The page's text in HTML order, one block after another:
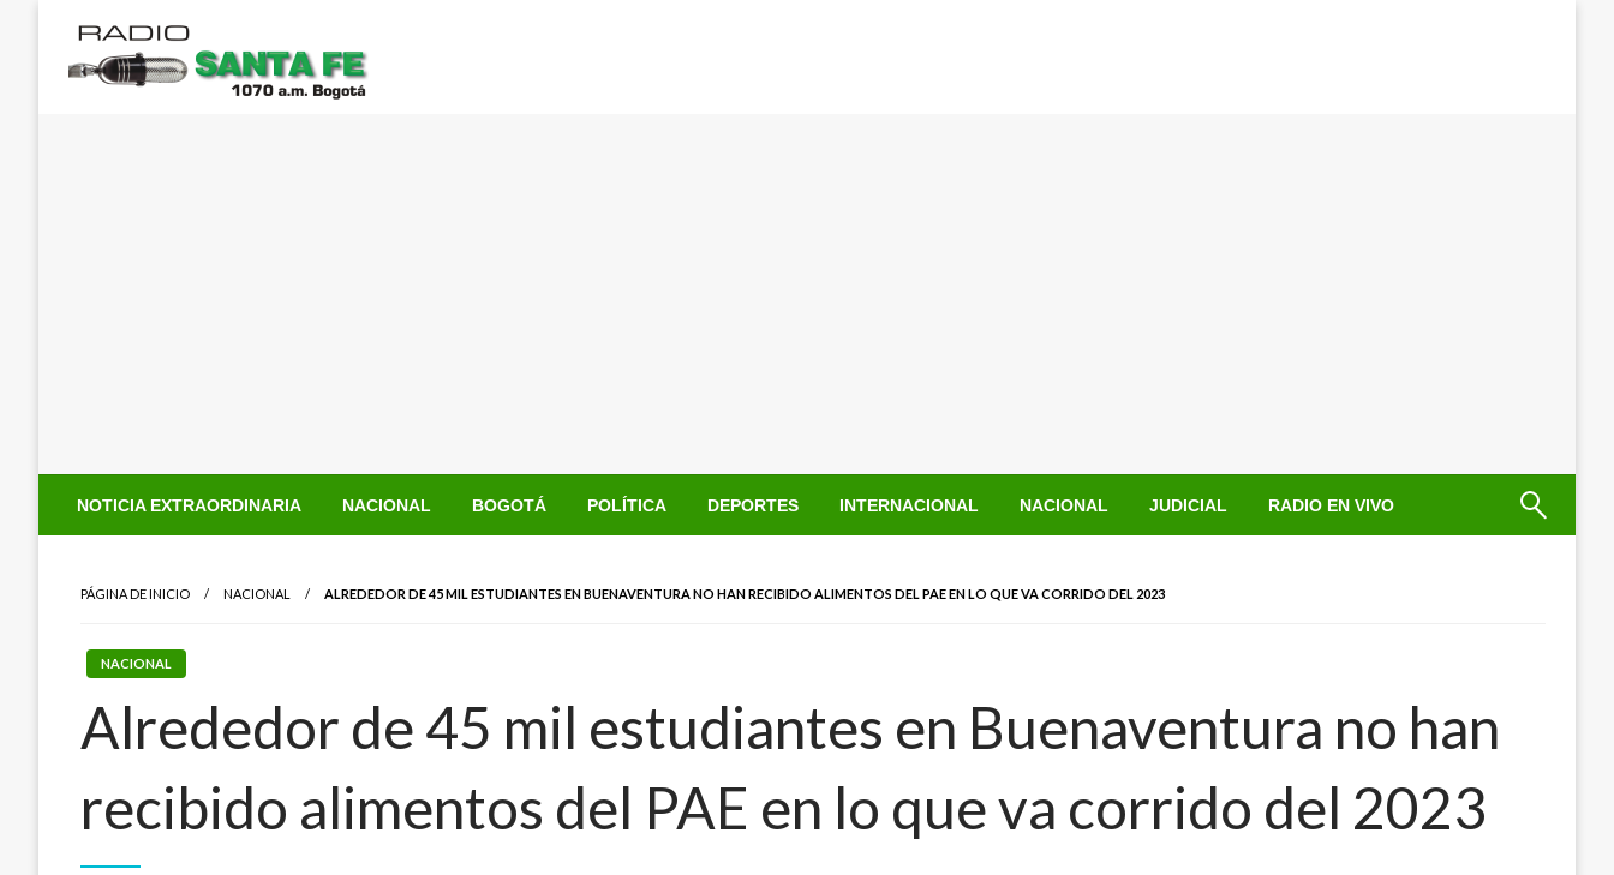
contenido
NOTICIA EXTRAORDINARIA NACIONAL BOGOTÁ POLÍTICA DEPORTES INTERNACIONAL NACIONAL JUDICIAL RADIO EN VIVO
PÁGINA DE INICIO NACIONAL ALREDEDOR DE 45 MIL ESTUDIANTES EN BUENAVENTURA NO HAN RECIBIDO ALIMENTOS DEL PAE EN LO QUE VA CORRIDO DEL 2023
NACIONAL
Alrededor de 45 mil estudiantes en Buenaventura no han
recibido alimentos del PAE en lo que va corrido del 2023